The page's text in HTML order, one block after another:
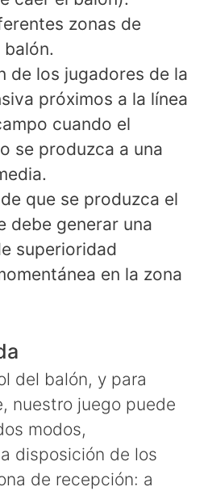
zonas de
de los jugadores de la
próximos a la línea
cuando el
se produzca a una
que se produzca el
debe generar una
superioridad
en la zona
del balón, y para
nuestro juego puede
modos,
disposición de los
de recepción: a